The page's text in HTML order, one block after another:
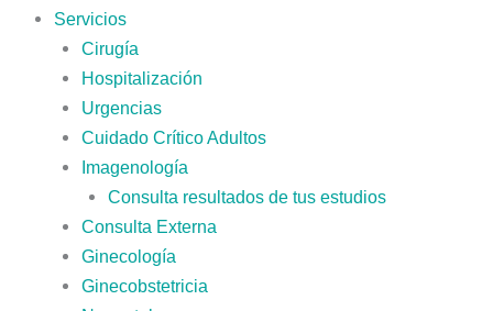
Servicios
Cirugía
Hospitalización
Urgencias
Cuidado Crítico Adultos
Imagenología
Consulta resultados de tus estudios
Consulta Externa
Ginecología
Ginecobstetricia